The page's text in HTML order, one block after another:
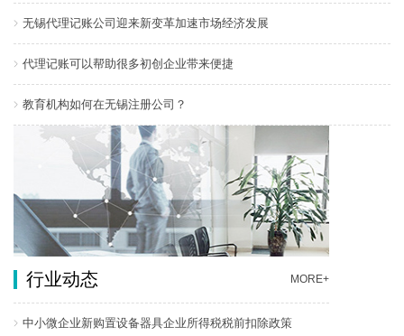
无锡代理记账公司迎来新变革加速市场经济发展
代理记账可以帮助很多初创企业带来便捷
教育机构如何在无锡注册公司？
行业动态 MORE+
中小微企业新购置设备器具企业所得税税前扣除政策